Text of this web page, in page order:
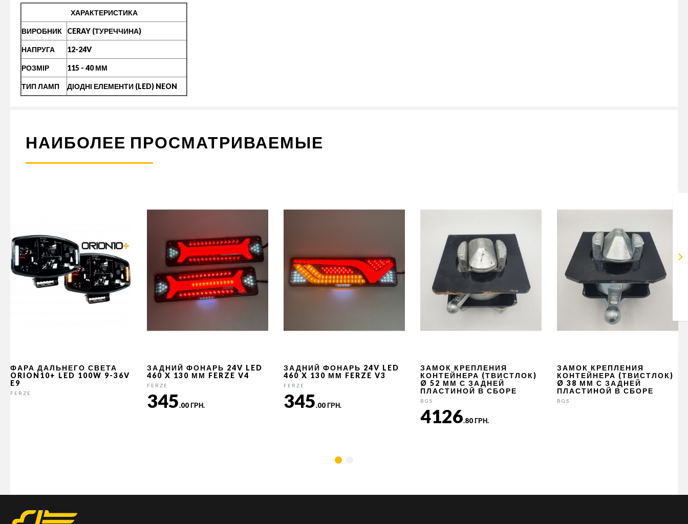
ХАРАКТЕРИСТИКА
ВИРОБНИК CERAY (ТУРЕЧЧИНА)
НАПРУГА 12-24V
РОЗМІР 115 - 40 ММ
ТИП ЛАМП ДІОДНІ ЕЛЕМЕНТИ (LED) NEON
НАИБОЛЕЕ ПРОСМАТРИВАЕМЫЕ
ФАРА ДАЛЬНЕГО СВЕТА
ORION10+ LED 100W 9-36V
E9
FERZE
ЗАДНИЙ ФОНАРЬ 24V LED
460 X 130 ММ FERZE V4
FERZE
345.00 ГРН.
ЗАДНИЙ ФОНАРЬ 24V LED
460 X 130 ММ FERZE V3
FERZE
345.00 ГРН.
ЗАМОК КРЕПЛЕНИЯ
КОНТЕЙНЕРА (ТВИСТЛОК)
Ø 52 ММ С ЗАДНЕЙ
ПЛАСТИНОЙ В СБОРЕ
BGS
4126.80 ГРН.
ЗАМОК КРЕПЛЕНИЯ
КОНТЕЙНЕРА (ТВИСТЛОК)
Ø 38 ММ С ЗАДНЕЙ
ПЛАСТИНОЙ В СБОРЕ
BGS